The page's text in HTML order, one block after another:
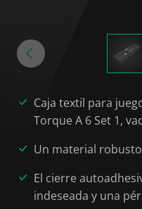
Caja textil para
Torque A 6 Set 1,
Un material
El cierre
indeseada y una